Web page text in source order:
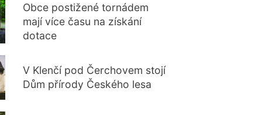
Obce postižené tornádem
mají více času na získání
dotace
V Klenčí pod Čerchovem stojí
Dům přírody Českého lesa